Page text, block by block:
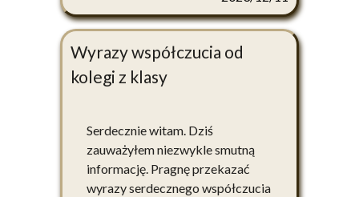
Wyrazy współczucia od
kolegi z klasy
Serdecznie witam. Dziś
zauważyłem niezwykle smutną
informację. Pragnę przekazać
wyrazy serdecznego współczucia